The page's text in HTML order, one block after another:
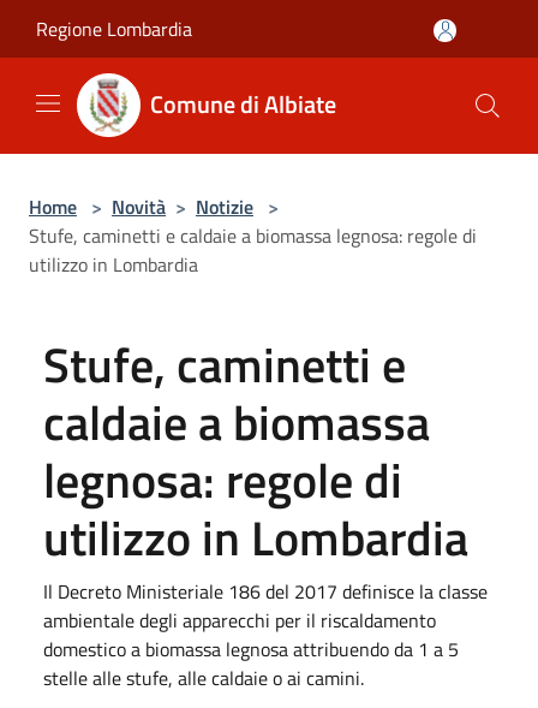
Regione Lombardia
Comune di Albiate
Home > Novità > Notizie >
Stufe, caminetti e caldaie a biomassa legnosa: regole di
utilizzo in Lombardia
Stufe, caminetti e
caldaie a biomassa
legnosa: regole di
utilizzo in Lombardia
Il Decreto Ministeriale 186 del 2017 definisce la classe
ambientale degli apparecchi per il riscaldamento
domestico a biomassa legnosa attribuendo da 1 a 5
stelle alle stufe, alle caldaie o ai camini.